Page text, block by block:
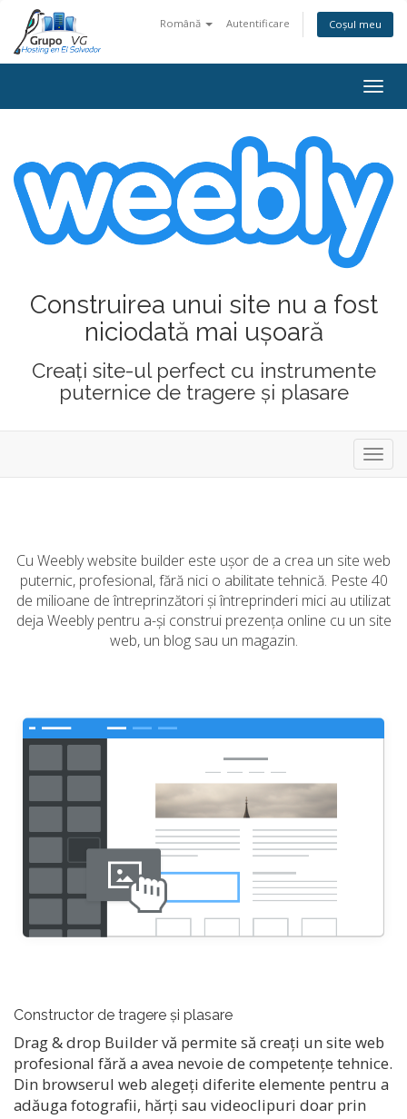
Română Autentificare Coșul meu
Construirea unui site nu a fost
niciodată mai ușoară
Creați site-ul perfect cu instrumente
puternice de tragere și plasare
Cu Weebly website builder este ușor de a crea un site web
puternic, profesional, fără nici o abilitate tehnică. Peste 40
de milioane de întreprinzători și întreprinderi mici au utilizat
deja Weebly pentru a-și construi prezența online cu un site
web, un blog sau un magazin.
Constructor de tragere și plasare
Drag & drop Builder vă permite să creați un site web
profesional fără a avea nevoie de competențe tehnice.
Din browserul web alegeți diferite elemente pentru a
adăuga fotografii, hărți sau videoclipuri doar prin